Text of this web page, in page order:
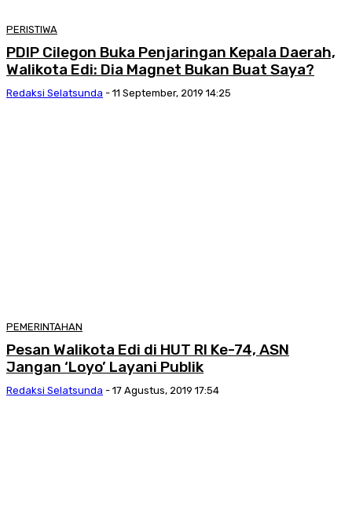
PERISTIWA
PDIP Cilegon Buka Penjaringan Kepala Daerah,
Walikota Edi: Dia Magnet Bukan Buat Saya?
Redaksi Selatsunda - 11 September, 2019 14:25
PEMERINTAHAN
Pesan Walikota Edi di HUT RI Ke-74, ASN
Jangan ‘Loyo’ Layani Publik
Redaksi Selatsunda - 17 Agustus, 2019 17:54